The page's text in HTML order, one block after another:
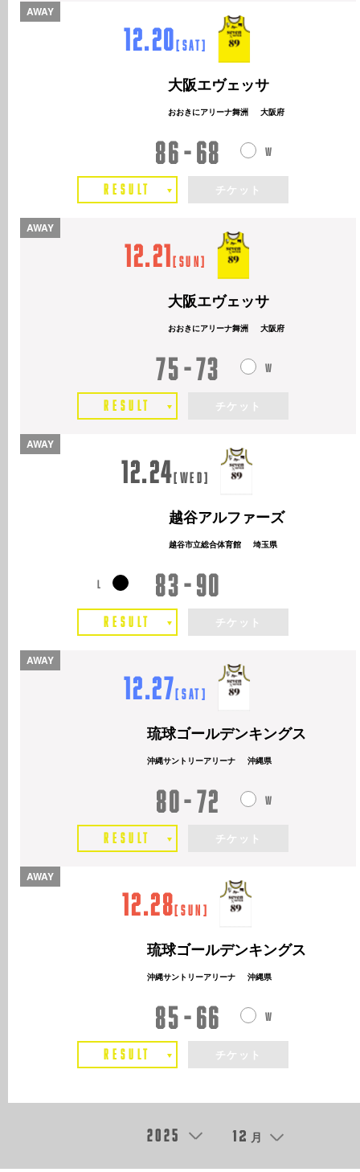
AWAY
12.20 [ Sat]
大阪エヴェッサ
おおきにアリーナ舞洲 大阪府
86 68
RESULT チケット
AWAY
12.21 [ Sun]
大阪エヴェッサ
おおきにアリーナ舞洲 大阪府
75 73
RESULT チケット
AWAY
12.24 [ Wed]
越谷アルファーズ
越谷市立総合体育館 埼玉県
83 90
RESULT チケット
AWAY
12.27[Sat]
琉球ゴールデンキングス
沖縄サントリーアリーナ 沖縄県
80 72
RESULT チケット
AWAY
12.28[Sun ]
琉球ゴールデンキングス
沖縄サントリーアリーナ 沖縄県
85 66
RESULT チケット
2025 12 月